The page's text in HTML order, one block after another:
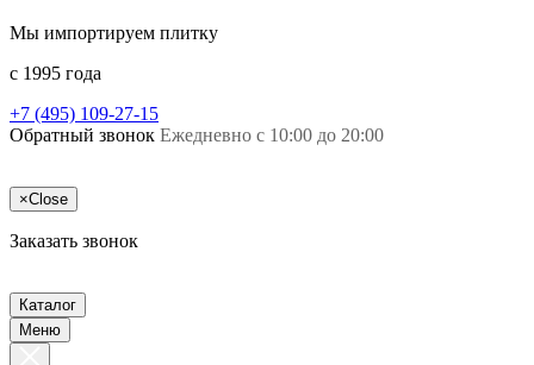
Мы импортируем плитку
c 1995 года
+7 (495) 109-27-15
Обратный звонок Ежедневно с 10:00 до 20:00
×Close
Заказать звонок
Каталог
Меню